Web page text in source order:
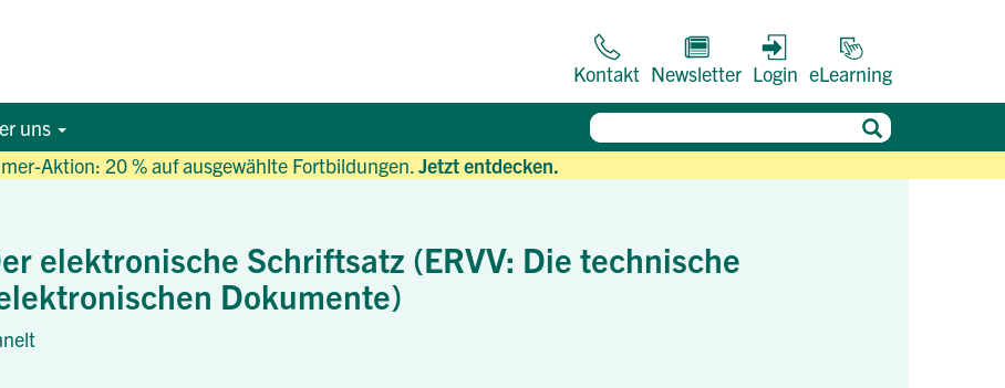
Aktion: 20 % auf ausgewählte Fortbildungen.Jetzt entdecken.
Kontakt Newsletter Login eLearning
uns
elektronische Schriftsatz (ERVV: Die technische
Dokumente)